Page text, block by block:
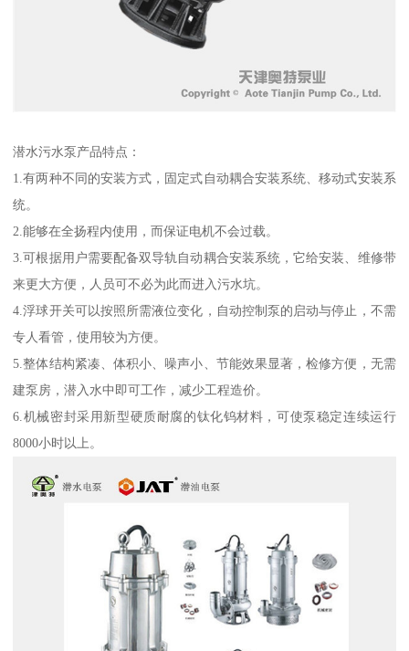
潜水污水泵产品特点：
1.有两种不同的安装方式，固定式自动耦合安装系统、移动式安装系
统。
2.能够在全扬程内使用，而保证电机不会过载。
3.可根据用户需要配备双导轨自动耦合安装系统，它给安装、维修带
来更大方便，人员可不必为此而进入污水坑。
4.浮球开关可以按照所需液位变化，自动控制泵的启动与停止，不需
专人看管，使用较为方便。
5.整体结构紧凑、体积小、噪声小、节能效果显著，检修方便，无需
建泵房，潜入水中即可工作，减少工程造价。
6.机械密封采用新型硬质耐腐的钛化钨材料，可使泵稳定连续运行
8000小时以上。